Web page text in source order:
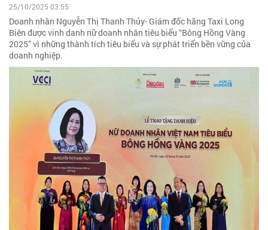
25/10/2025 03:55
Doanh nhân Nguyễn Thị Thanh Thủy- Giám đốc hãng Taxi Long
Biên được vinh danh nữ doanh nhân tiêu biểu “Bông Hồng Vàng
2025” vì những thành tích tiêu biểu và sự phát triển bền vững của
doanh nghiệp.